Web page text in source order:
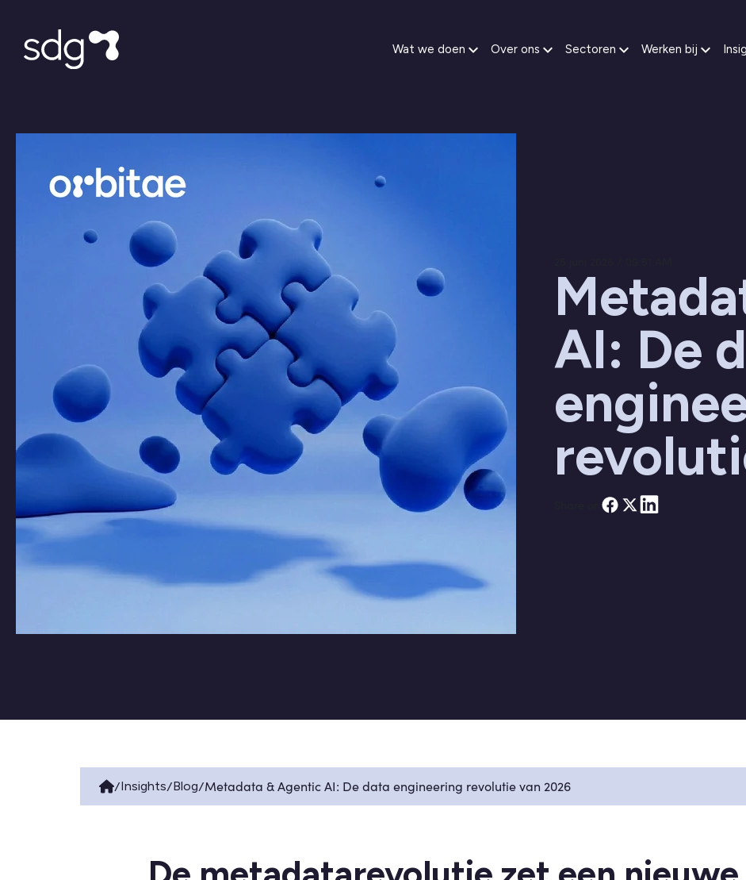
Wat we doen Over ons Sectoren Werken bij
AI: De
/Insights/Blog/Metadata & Agentic AI: De data engineering revolutie van 2026